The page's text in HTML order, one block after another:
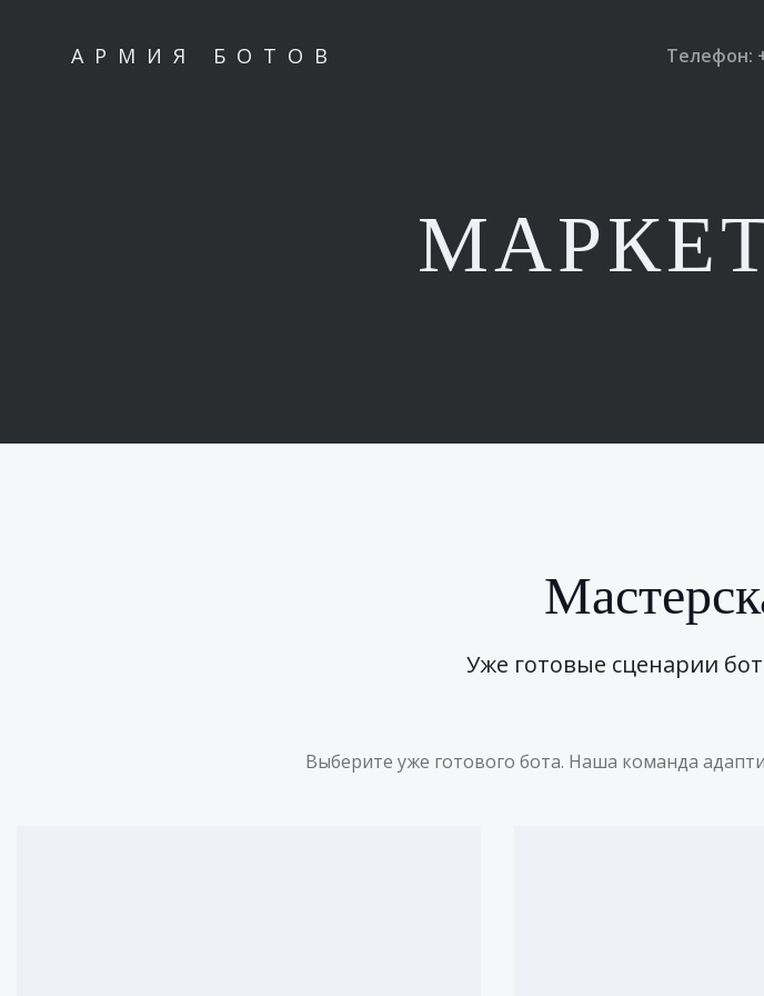
содержимомуАРМИЯ БОТОВ Телефон:
Уже готовые сценарии
Выберите уже готового бота. Наша команда